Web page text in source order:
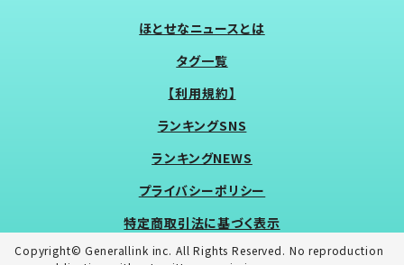
ほとせなニュースとは
タグ一覧
【利用規約】
ランキングSNS
ランキングNEWS
プライバシーポリシー
特定商取引法に基づく表示
Copyright© Generallink inc. All Rights Reserved. No reproduction